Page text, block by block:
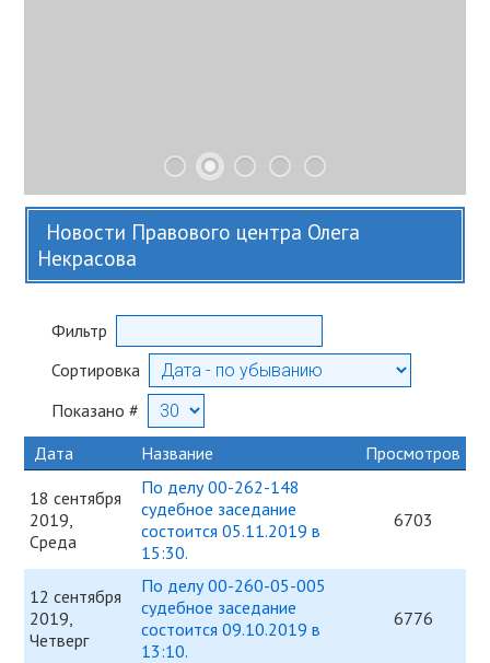
Новости Правового центра Олега
Некрасова
Фильтр
Сортировка
Показано #
Дата
Название Просмотров
18 сентября
2019,
Среда
По делу 00-262-148
судебное заседание
состоится 05.11.2019 в
15:30.
6703
12 сентября
2019,
Четверг
По делу 00-260-05-005
судебное заседание
состоится 09.10.2019 в
13:10.
6776